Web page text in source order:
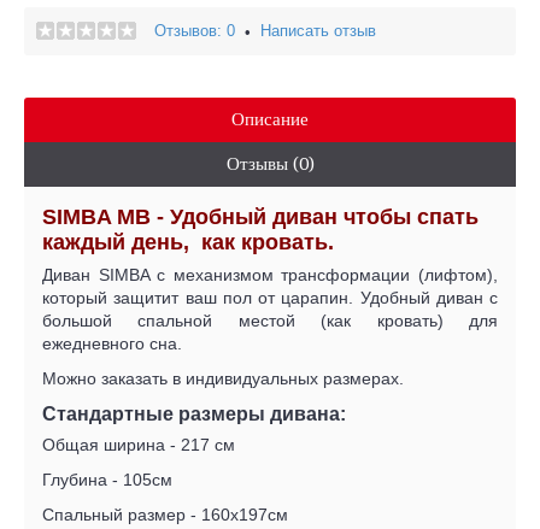
Отзывов: 0 • Написать отзыв
Описание
Отзывы (0)
SIMBA MB - Удобный диван чтобы спать
каждый день, как кровать.
Диван SIMBA с механизмом трансформации (лифтом),
который защитит ваш пол от царапин. Удобный диван с
большой спальной местой (как кровать) для
ежедневного сна.
Можно заказать в индивидуальных размерах.
Стандартные размеры дивана:
Общая ширина - 217 см
Глубина - 105см
Спальный размер - 160x197см